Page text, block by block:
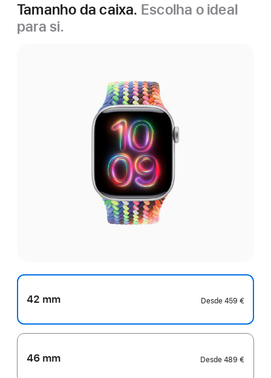
Tamanho da caixa. Escolha o ideal
para si.
42 mm Desde 459 €
46 mm Desde 489 €